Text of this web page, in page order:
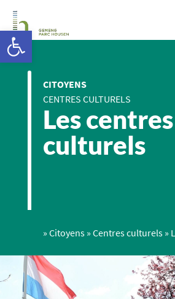
CITOYENS
CENTRES CULTURELS
Les centres
culturels
» Citoyens » Centres culturels »
Ouvrir la barre d’outils